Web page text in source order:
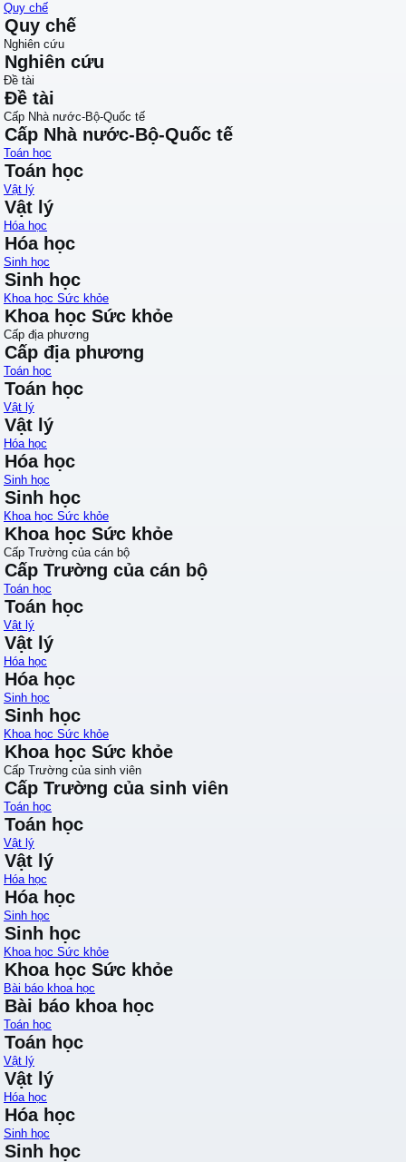
Quy chế
Quy chế
Nghiên cứu
Nghiên cứu
Đề tài
Đề tài
Cấp Nhà nước-Bộ-Quốc tế
Cấp Nhà nước-Bộ-Quốc tế
Toán học
Toán học
Vật lý
Vật lý
Hóa học
Hóa học
Sinh học
Sinh học
Khoa học Sức khỏe
Khoa học Sức khỏe
Cấp địa phương
Cấp địa phương
Toán học
Toán học
Vật lý
Vật lý
Hóa học
Hóa học
Sinh học
Sinh học
Khoa học Sức khỏe
Khoa học Sức khỏe
Cấp Trường của cán bộ
Cấp Trường của cán bộ
Toán học
Toán học
Vật lý
Vật lý
Hóa học
Hóa học
Sinh học
Sinh học
Khoa học Sức khỏe
Khoa học Sức khỏe
Cấp Trường của sinh viên
Cấp Trường của sinh viên
Toán học
Toán học
Vật lý
Vật lý
Hóa học
Hóa học
Sinh học
Sinh học
Khoa học Sức khỏe
Khoa học Sức khỏe
Bài báo khoa học
Bài báo khoa học
Toán học
Toán học
Vật lý
Vật lý
Hóa học
Hóa học
Sinh học
Sinh học